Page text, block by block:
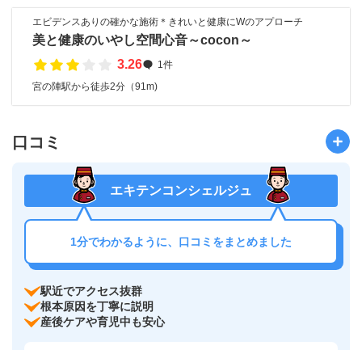
エビデンスありの確かな施術＊きれいと健康にWのアプローチ
美と健康のいやし空間心音～cocon～
3.26
1件
宮の陣駅から徒歩2分（91m)
口コミ
エキテンコンシェルジュ
1分でわかるように、口コミをまとめました
駅近でアクセス抜群
根本原因を丁寧に説明
産後ケアや育児中も安心